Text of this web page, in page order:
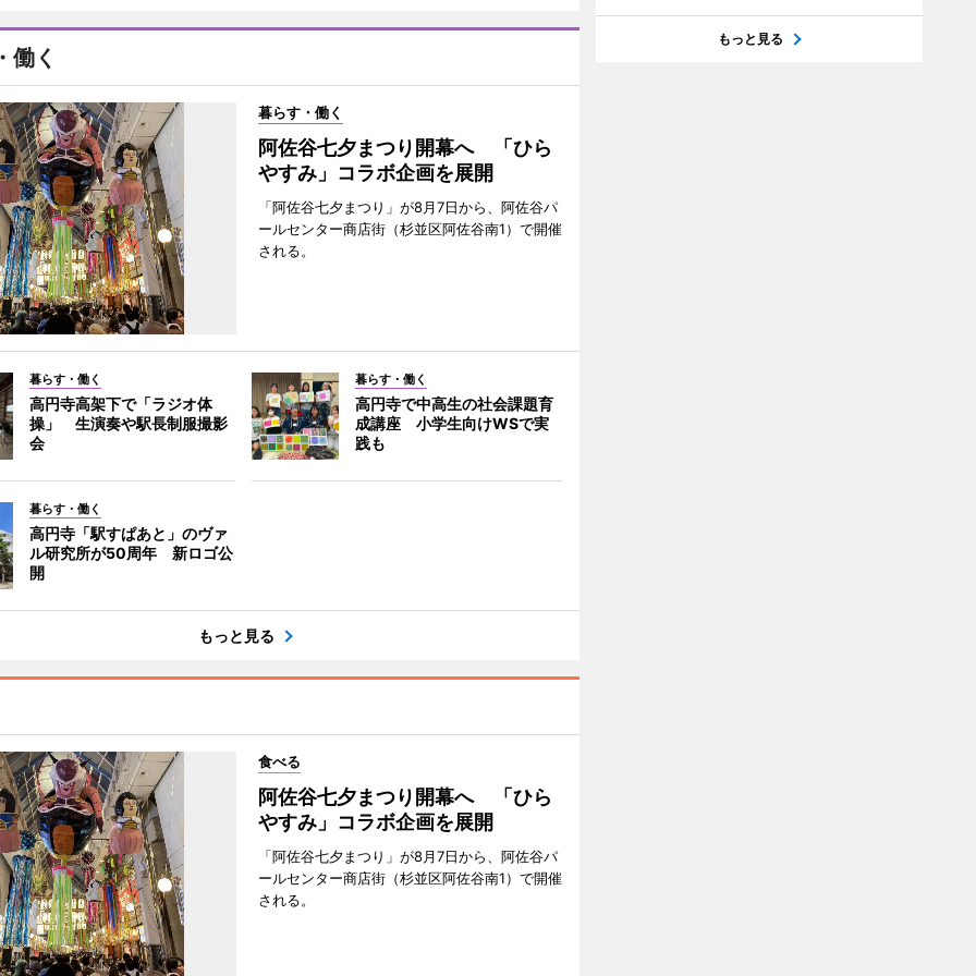
働く
暮らす・働く
阿佐谷七夕まつり開幕へ 「ひら
やすみ」コラボ企画を展開
「阿佐谷七夕まつり」が8月7日から、阿佐谷パ
ールセンター商店街（杉並区阿佐谷南1）で開催
される。
暮らす・働く
高円寺高架下で「ラジオ体
操」 生演奏や駅長制服撮影
会
暮らす・働く
高円寺で中高生の社会課題育
成講座 小学生向けWSで実
践も
暮らす・働く
高円寺「駅すぱあと」のヴァ
ル研究所が50周年 新ロゴ公
開
もっと見る
食べる
阿佐谷七夕まつり開幕へ 「ひら
やすみ」コラボ企画を展開
「阿佐谷七夕まつり」が8月7日から、阿佐谷パ
ールセンター商店街（杉並区阿佐谷南1）で開催
される。
もっと見る